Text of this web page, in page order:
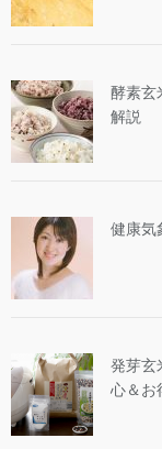
酵素玄
解説
健康気
発芽玄
心＆お